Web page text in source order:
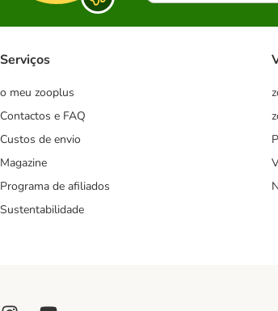
Serviços
o meu zooplus
Contactos e FAQ
Custos de envio
Magazine
Programa de afiliados
Sustentabilidade